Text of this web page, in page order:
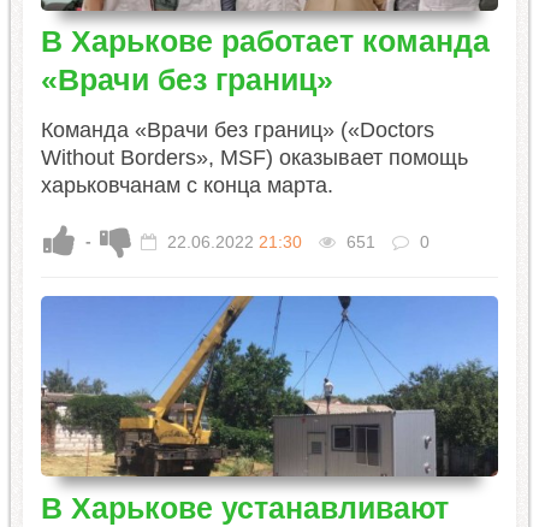
В Харькове работает команда
«Врачи без границ»
Команда «Врачи без границ» («Doctors
Without Borders», MSF) оказывает помощь
харьковчанам с конца марта.
- 22.06.2022 21:30 651 0
В Харькове устанавливают